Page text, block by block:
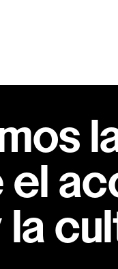
el